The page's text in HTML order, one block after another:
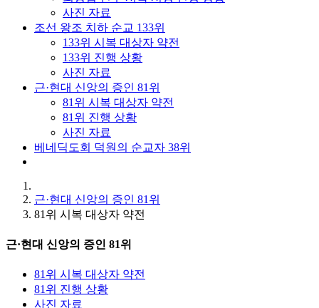
사진 자료
조선 왕조 치하 순교 133위
133위 시복 대상자 약전
133위 진행 상황
사진 자료
근·현대 신앙의 증인 81위
81위 시복 대상자 약전
81위 진행 상황
사진 자료
베네딕도회 덕원의 순교자 38위
근·현대 신앙의 증인 81위
81위 시복 대상자 약전
근·현대 신앙의 증인 81위
81위 시복 대상자 약전
81위 진행 상황
사진 자료